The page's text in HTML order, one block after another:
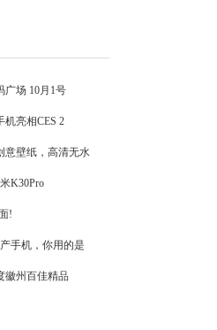
场 10月1号
亮相CES 2
意壁纸，高清无水
K30Pro
!
手机，你用的是
徽州百佳精品